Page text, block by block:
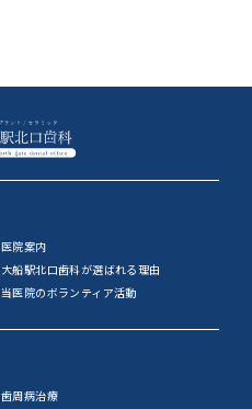
医院案内
大船駅北口歯科が選ばれる理由
当医院のボランティア活動
歯周病治療